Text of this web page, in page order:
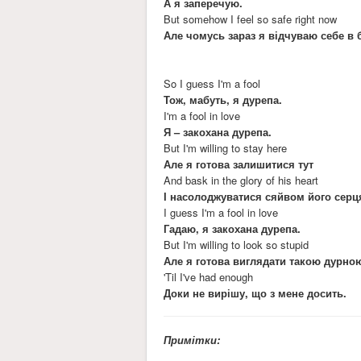
But somehow I feel so safe right now
Але чомусь зараз я відчуваю себе в
So I guess I'm a fool
Тож, мабуть, я дурепа.
I'm a fool in love
Я – закохана дурепа.
But I'm willing to stay here
Але я готова залишитися тут
And bask in the glory of his heart
І насолоджуватися сяйвом його
I guess I'm a fool in love
Гадаю, я закохана дурепа.
But I'm willing to look so stupid
Але я готова виглядати такою
'Til I've had enough
Доки не вирішу, що з мене досить.
Примітки: